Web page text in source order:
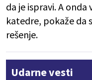
da je ispravi. A
katedre, pokaže da
rešenje.
Udarne vesti